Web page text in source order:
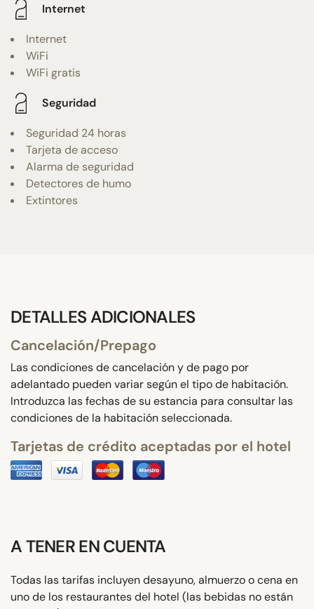
Internet
Internet
WiFi
WiFi gratis
Seguridad
Seguridad 24 horas
Tarjeta de acceso
Alarma de seguridad
Detectores de humo
Extintores
DETALLES ADICIONALES
Cancelación/Prepago
Las condiciones de cancelación y de pago por
adelantado pueden variar según el tipo de habitación.
Introduzca las fechas de su estancia para consultar las
condiciones de la habitación seleccionada.
Tarjetas de crédito aceptadas por el hotel
A TENER EN CUENTA
Todas las tarifas incluyen desayuno, almuerzo o cena en
uno de los restaurantes del hotel (las bebidas no están